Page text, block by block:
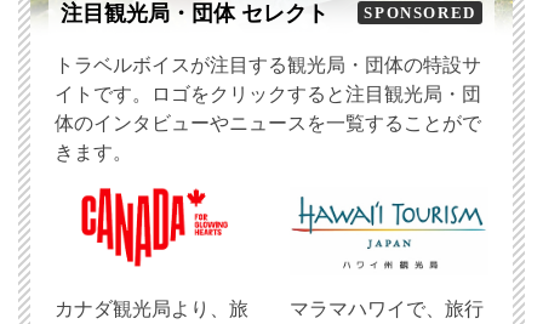
注目観光局・団体 セレクト SPONSORED
トラベルボイスが注目する観光局・団体の特設サ
イトです。ロゴをクリックすると注目観光局・団
体のインタビューやニュースを一覧することがで
きます。
​カナダ観光局より、旅
マラマハワイで、旅行